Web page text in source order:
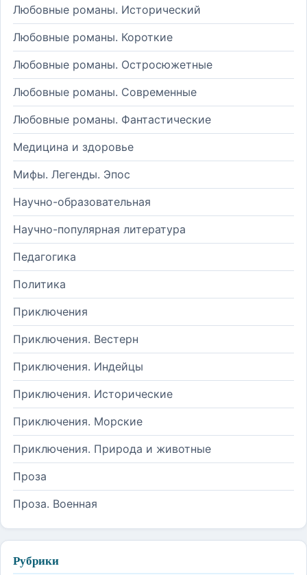
Любовные романы. Исторический
Любовные романы. Короткие
Любовные романы. Остросюжетные
Любовные романы. Современные
Любовные романы. Фантастические
Медицина и здоровье
Мифы. Легенды. Эпос
Научно-образовательная
Научно-популярная литература
Педагогика
Политика
Приключения
Приключения. Вестерн
Приключения. Индейцы
Приключения. Исторические
Приключения. Морские
Приключения. Природа и животные
Проза
Проза. Военная
Рубрики